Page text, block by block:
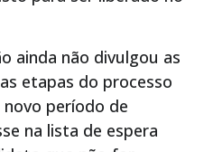
ainda não divulgou as
etapas do processo
novo período de
na lista de espera